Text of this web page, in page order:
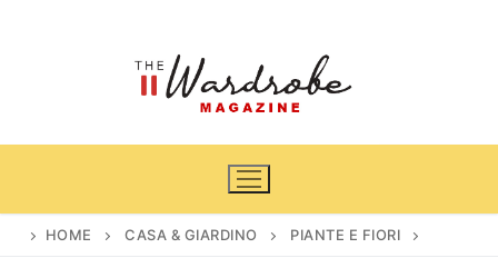
HOME CASA & GIARDINO PIANTE E FIORI